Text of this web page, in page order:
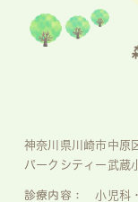
神奈川県川崎市中
パークシティー武蔵
診療内容： 小児科